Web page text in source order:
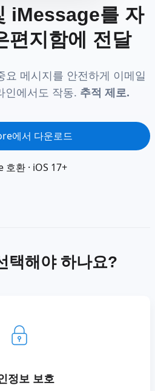
iMessage를 자
편지함에 전달
요 메시지를 안전하게 이메일
인에서도 작동. 추적 제로.
에서 다운로드
호환 · iOS 17+
택해야 하나요?
정보 보호